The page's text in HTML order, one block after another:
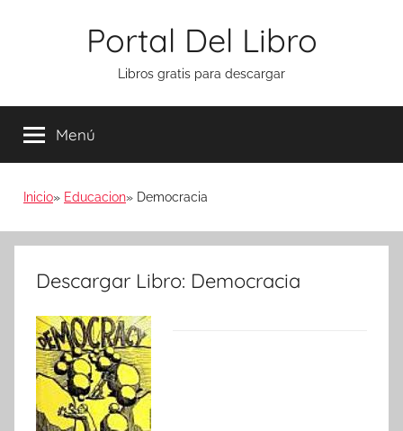
Portal Del Libro
Libros gratis para descargar
Menú
Inicio Educacion Democracia
Descargar Libro: Democracia